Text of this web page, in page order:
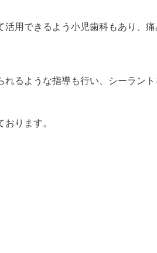
活用できるよう小児歯科もあり、
るような指導も行い、シーラン
ります。